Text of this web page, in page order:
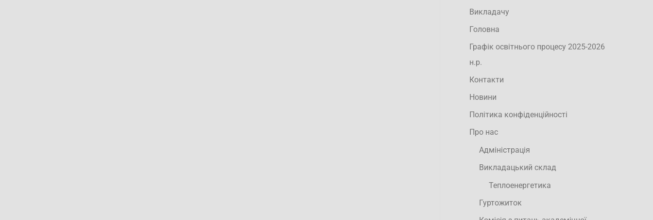
Викладачу
Головна
Графік освітнього процесу 2025-2026
н.р.
Контакти
Новини
Політика конфіденційності
Про нас
Адміністрація
Викладацький склад
Теплоенергетика
Гуртожиток